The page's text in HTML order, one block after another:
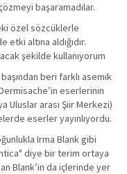
başaramadılar.
özel sözcüklerle
altına aldığıdır.
şekilde kullanıyorum
beri farklı asemik
eserlerinin
Uluslar arası Şiir Merkezi)
eserler yayınlıyordu.
Irma Blank gibi
diye bir terim ortaya
Blank’in da içlerinde yer